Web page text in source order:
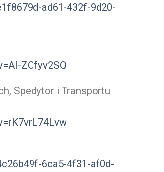
ad61-432f-9d20-
ZCfyv2SQ
Spedytor i Transportu
6ca5-4f31-af0d-